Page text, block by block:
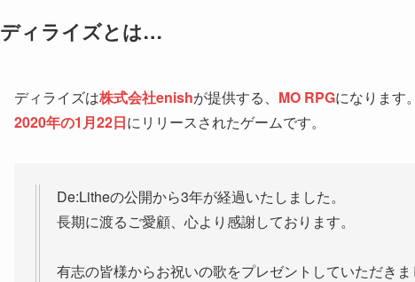
ディライズとは…
ディライズは株式会社enishが提供する、 MO RPGになります
2020年の1月22日にリリースされたゲームです。
De:Litheの公開から3年が経過いたしました。
長期に渡るご愛顧、心より感謝しております。
有志の皆様からお祝いの歌をプレゼントしていただき